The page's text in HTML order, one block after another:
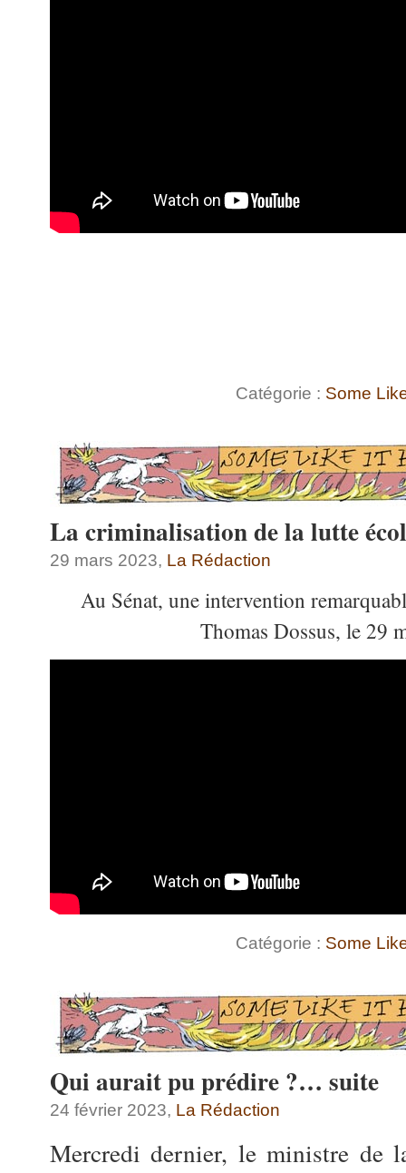
Catégorie : Some
La criminalisation de la lutte
29 mars 2023, La Rédaction
Au Sénat, une intervention
Thomas Dossus, le29
Catégorie : Some
Qui aurait pu prédire ?… suite
24 février 2023, La Rédaction
Mercredi dernier, le ministre de